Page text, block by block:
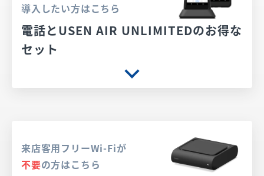
導入したい方はこちら
電話とUSEN AIR UNLIMITEDのお得な
セット
来店客用フリーWi-Fiが
不要の方はこちら